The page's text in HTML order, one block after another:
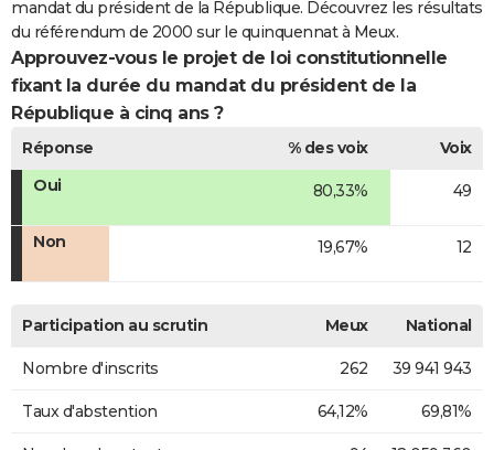
mandat du président de la République. Découvrez les résultats
du référendum de 2000 sur le quinquennat à Meux.
Approuvez-vous le projet de loi constitutionnelle
fixant la durée du mandat du président de la
République à cinq ans ?
Réponse % des voix
Voix
Oui
80,33% 49
Non 19,67% 12
Participation au scrutin Meux National
Nombre d'inscrits 262 39 941 943
Taux d'abstention 64,12% 69,81%